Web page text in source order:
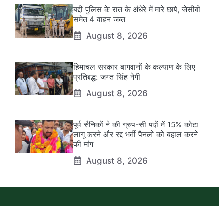
बद्दी पुलिस के रात के अंधेरे में मारे छापे, जेसीबी
समेत 4 वाहन जब्त
August 8, 2026
हिमाचल सरकार बागवानों के कल्याण के लिए
प्रतिबद्ध: जगत सिंह नेगी
August 8, 2026
पूर्व सैनिकों ने की ग्रुप-सी पदों में 15% कोटा
लागू करने और रद्द भर्ती पैनलों को बहाल करने
की मांग
August 8, 2026